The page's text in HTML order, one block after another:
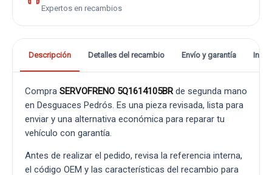
Expertos en recambios
Descripción Detalles del recambio Envío y garantía
Compra SERVOFRENO 5Q1614105BRde segunda mano
en Desguaces Pedrós. Es una pieza revisada, lista para
enviar y una alternativa económica para reparar tu
vehículo con garantía.
Antes de realizar el pedido, revisa la referencia interna,
el código OEM y las características del recambio para